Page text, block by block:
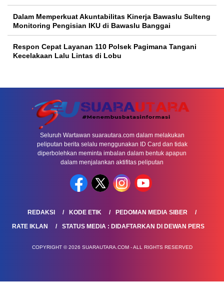
Dalam Memperkuat Akuntabilitas Kinerja Bawaslu Sulteng
Monitoring Pengisian IKU di Bawaslu Banggai
Respon Cepat Layanan 110 Polsek Pagimana Tangani
Kecelakaan Lalu Lintas di Lobu
Seluruh Wartawan suarautara.com dalam melakukan
peliputan berita selalu menggunakan ID Card dan tidak
diperbolehkan meminta imbalan dalam bentuk apapun
dalam menjalankan aktifitas peliputan
REDAKSI KODE ETIK
PEDOMAN MEDIA SIBER
RATE IKLAN
STATUS MEDIA : DIDAFTARKAN DI DEWAN PERS
COPYRIGHT © 2026 SUARAUTARA.COM - ALL RIGHTS RESERVED